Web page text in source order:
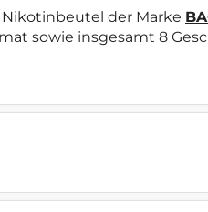
Nikotinbeutel der Marke
sowie insgesamt 8